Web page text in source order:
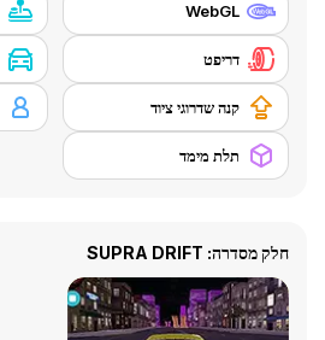
WebGL
דריפט
קנה שדרוגי ציוד
תלת מימד
חלק מסדרה: SUPRA DRIFT